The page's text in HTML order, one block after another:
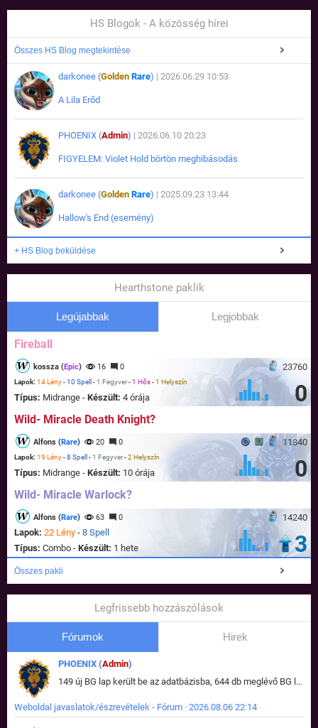
HS Blogok - A közösség hírei
Összes HS Blog megtekintése
darkonee (Golden Rare) | 2026.06.29 10:53
A Lila Erőd
PHOENIX (Admin) | 2026.06.10 20:23
FIGYELEM: Violet Hold börtön meghibásodás
darkonee (Golden Rare) | 2025.09.23 13:44
Hallow's End (esemény)
+ HS Blog beküldése
Hearthstone paklik
Legújabbak Legjobbak
Fireball
23760
kossza (Epic) 16 0
Lapok: 14 Lény-10 Spell - 1 Fegyver-1 Hős-1 Helyszín
Típus: Midrange - Készült: 4 órája 0
Wild- Miracle Death Knight?
11840
Alfons (Rare) 20 0
Lapok: 19 Lény-8 Spell - 1 Fegyver-2 Helyszín
Típus: Midrange - Készült: 10 órája 0
Wild- Miracle Warlock?
14240
Alfons (Rare) 63 0
Lapok: 22 Lény - 8 Spell
Típus: Combo - Készült: 1 hete 3
Összes pakli
Legfrissebb hozzászólások
Fórumok Hirek
PHOENIX (Admin)
149 új BG lap került be az adatbázisba, 644 db meglévő BG lap módosult, bekerültek az új képek a megváltozott lapokhoz is.
Weboldal javaslatok/észrevételek - Fórum · 2026.08.06 22:14